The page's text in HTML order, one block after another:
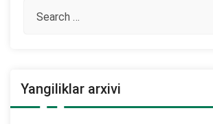
Yangiliklar arxivi